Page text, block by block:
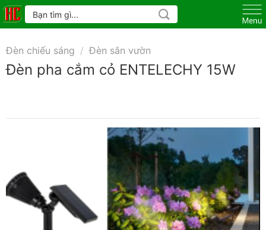
Skip
to
Tìm
kiếm:
Đèn chiếu sáng / Đèn sân vườn
Đèn pha cắm cỏ ENTELECHY 15W